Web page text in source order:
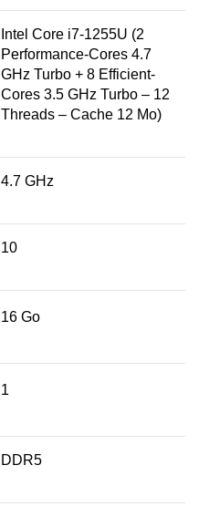
Intel Core i7-1255U (2
Performance-Cores 4.7
GHz Turbo + 8 Efficient-
Cores 3.5 GHz Turbo – 12
Threads – Cache 12 Mo)
4.7 GHz
10
16 Go
1
DDR5